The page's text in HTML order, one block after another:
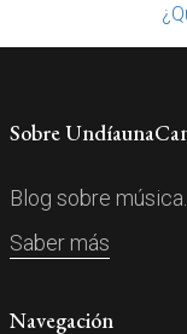
Sobre
Blog sobre música.
Saber más
Navegación